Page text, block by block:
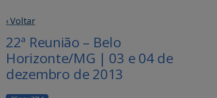
‹ Voltar
22ª Reunião – Belo
Horizonte/MG | 03 e 04 de
dezembro de 2013